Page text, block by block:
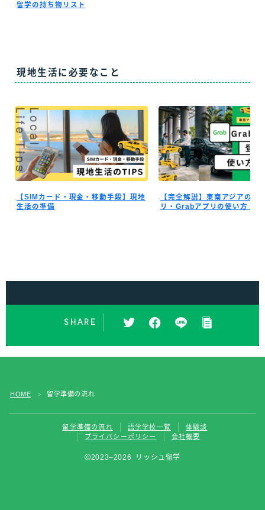
留学の持ち物リスト
現地生活に必要なこと
【SIMカード・現金・移動手段】現地
生活の準備
【完全解説】東南アジアの配
リ・Grabアプリの使い方！
SHARE
HOME ＞ 留学準備の流れ
留学準備の流れ 語学学校一覧
体験談
プライバシーポリシー
会社概要
2023–2026 リッシュ留学